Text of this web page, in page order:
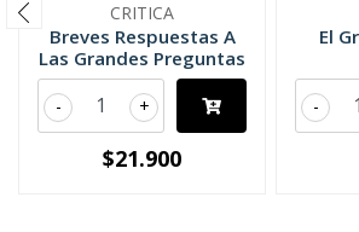
CRITICA
Breves Respuestas A
Las Grandes Preguntas
+
-
$21.900
El
-